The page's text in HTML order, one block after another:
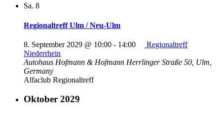
Sa. 8
Regionaltreff Ulm / Neu-Ulm
8. September 2029 @ 10:00 - 14:00
Regionaltreff
Niederrhein
Autohaus Hofmann & Hofmann Herrlinger Straße 50, Ulm,
Germany
Alfaclub Regionaltreff
Oktober 2029